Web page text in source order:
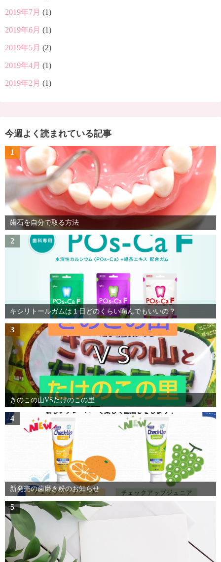
2019年7月 (1)
2019年6月 (1)
2019年5月 (2)
2019年4月 (1)
2019年2月 (1)
今週よく読まれている記事
1
歯石を自分で取る方法
2
キシリトールガムは１日どのくらい噛んでもいいの？
3
きのこの山VSたけのこの里
4
新発売の歯磨き粉のお知らせ
5